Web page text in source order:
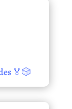
🏅🎲